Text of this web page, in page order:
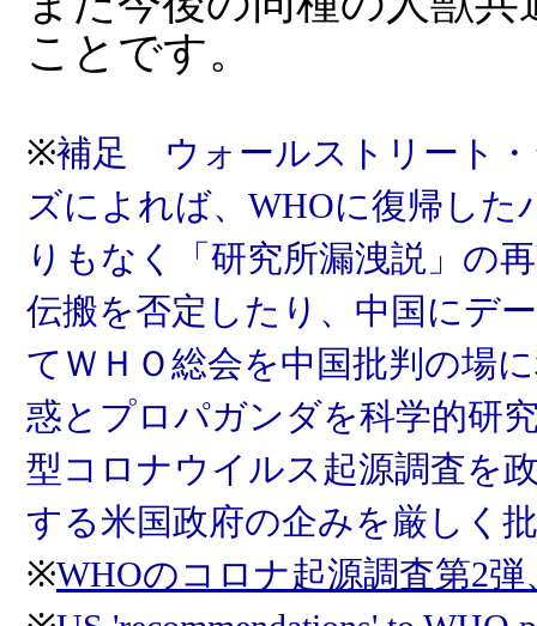
ことです。
※補足 ウォールストリート
ズによれば、WHOに復帰した
りもなく「研究所漏洩説」の
伝搬を否定したり、中国にデ
てＷＨＯ総会を中国批判の場
惑とプロパガンダを科学的研
型コロナウイルス起源調査を
する米国政府の企みを厳しく
※WHOのコロナ起源調査第2